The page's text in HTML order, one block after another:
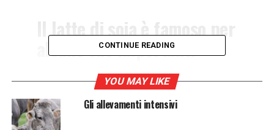
Il latte di soia è famoso per
alcune sue importanti
proprietà, secondo varie
ricerche aiuta infatti a
prevenire alcuni tipi di
CONTINUE READING
YOU MAY LIKE
Gli allevamenti intensivi